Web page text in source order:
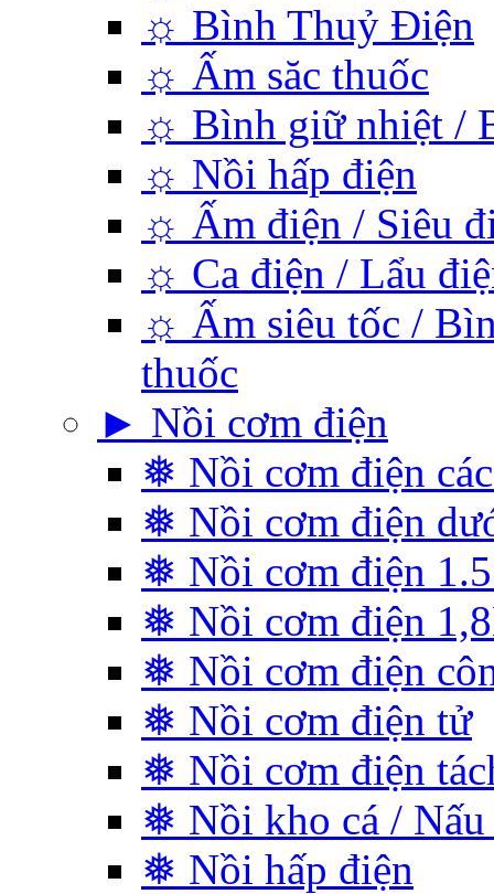
☼ Bình Thuỷ Điện
☼ Ấm săc thuốc
☼ Bình giữ nhiệt /
☼ Nồi hấp điện
☼ Ấm điện / Siêu
☼ Ca điện / Lẩu
☼ Ấm siêu tốc /
thuốc
► Nồi cơm điện
❅ Nồi cơm điện
❅ Nồi cơm điện
❅ Nồi cơm điện
❅ Nồi cơm điện
❅ Nồi cơm điện
❅ Nồi cơm điện tử
❅ Nồi cơm điện
❅ Nồi kho cá / Nấu
❅ Nồi hấp điện